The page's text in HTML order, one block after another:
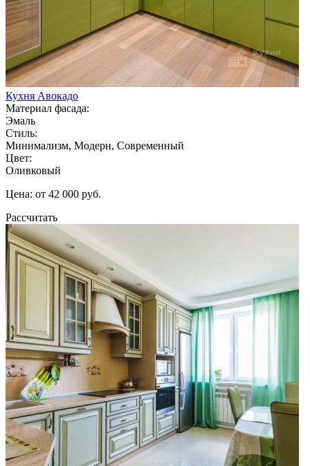
Кухня Авокадо
Материал фасада:
Эмаль
Стиль:
Минимализм, Модерн, Современный
Цвет:
Оливковый
Цена: от 42 000 руб.
Рассчитать